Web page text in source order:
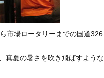
市場ロータリーまでの国道326
真夏の暑さを吹き飛ばすような